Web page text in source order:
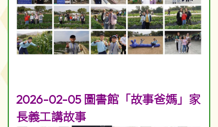
2026-02-05 圖書館「故事爸媽」家
長義工講故事